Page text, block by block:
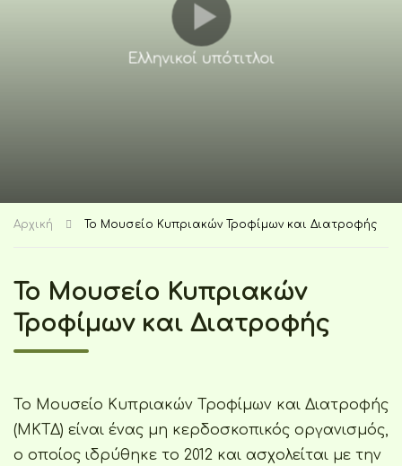
Ελληνικοί υπότιτλοι
Αρχική Το Μουσείο Κυπριακών Τροφίμων και Διατροφής
Το Μουσείο Κυπριακών
Τροφίμων και Διατροφής
Το Μουσείο Κυπριακών Τροφίμων και Διατροφής
(ΜΚΤΔ) είναι ένας μη κερδοσκοπικός οργανισμός,
ο οποίος ιδρύθηκε το 2012 και ασχολείται με την